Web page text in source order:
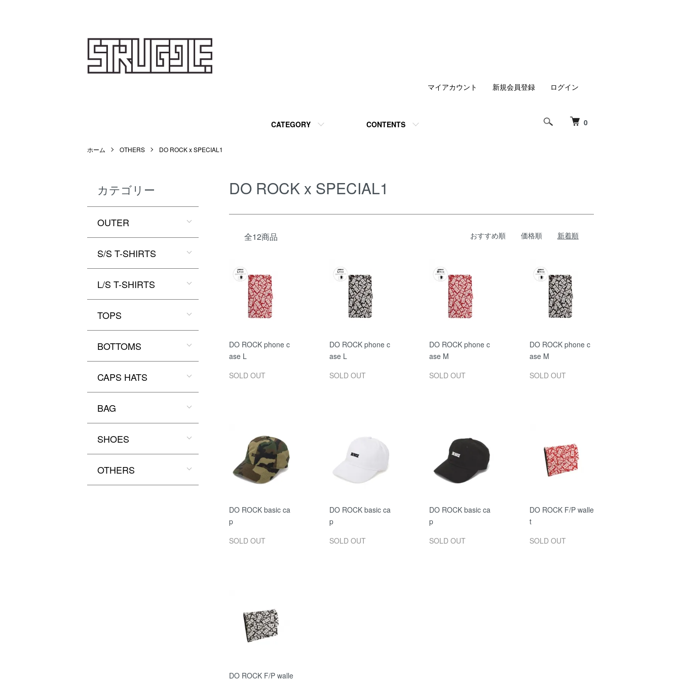
0
CATEGORY CONTENTS
マイアカウント 新規会員登録 ログイン
ホーム OTHERS DO ROCK x SPECIAL1
DO ROCK x SPECIAL1
全12商品 おすすめ順 価格順 新着順
DO ROCK phone c
ase L
SOLD OUT
DO ROCK phone c
ase L
SOLD OUT
DO ROCK phone c
ase M
SOLD OUT
DO ROCK phone c
ase M
SOLD OUT
DO ROCK basic ca
p
SOLD OUT
DO ROCK basic ca
p
SOLD OUT
DO ROCK basic ca
p
SOLD OUT
DO ROCK F/P walle
t
SOLD OUT
DO ROCK F/P walle
カテゴリー
OUTER
S/S T-SHIRTS
L/S T-SHIRTS
TOPS
BOTTOMS
CAPS HATS
BAG
SHOES
OTHERS